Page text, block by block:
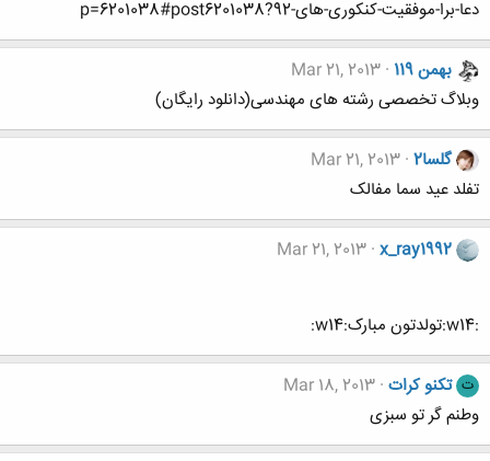
دعا-برا-موفقیت-کنکوری-های-92?p=6201038#post6201038
بهمن 119
Mar 21, 2013
وبلاگ تخصصی رشته های مهندسی(دانلود رایگان)
گلسا2
Mar 21, 2013
تفلد عید سما مفالک
x_ray1992
Mar 21, 2013
:w14:تولدتون مبارک:w14:
ت تکنو کرات Mar 18, 2013
وطنم گر تو سبزی